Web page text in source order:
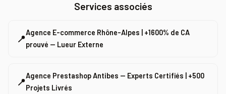
Services associés
📍
Agence E-commerce Rhône-Alpes | +1600% de CA
prouvé — Lueur Externe
📍
Agence Prestashop Antibes — Experts Certifiés | +500
Projets Livrés